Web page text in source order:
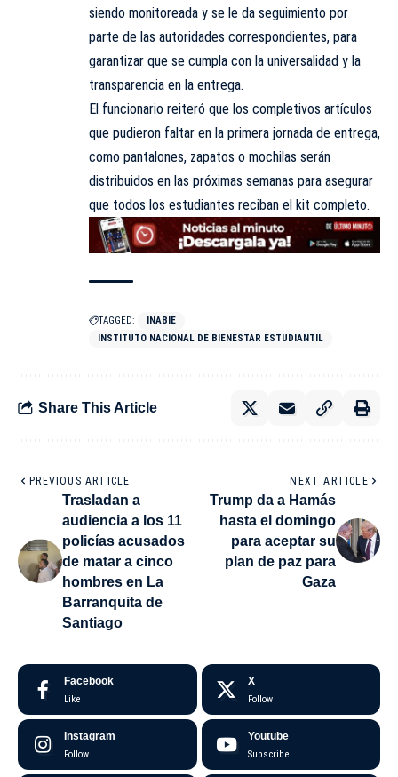
siendo monitoreada y se le da seguimiento por
parte de las autoridades correspondientes, para
garantizar que se cumpla con la universalidad y la
transparencia en la entrega.
El funcionario reiteró que los completivos artículos
que pudieron faltar en la primera jornada de entrega,
como pantalones, zapatos o mochilas serán
distribuidos en las próximas semanas para asegurar
que todos los estudiantes reciban el kit completo.
TAGGED:
INABIE
INSTITUTO NACIONAL DE BIENESTAR ESTUDIANTIL
Share This Article
PREVIOUS ARTICLE
Trasladan a
audiencia a los 11
policías acusados
de matar a cinco
hombres en La
Barranquita de
Santiago
NEXT ARTICLE
Trump da a Hamás
hasta el domingo
para aceptar su
plan de paz para
Gaza
Facebook
Like
X
Follow
Instagram
Follow
Youtube
Subscribe